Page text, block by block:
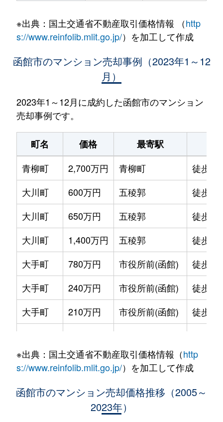
※出典：国土交通省不動産取引価格情報 （http
s://www.reinfolib.mlit.go.jp/）を加工して作成
函館市のマンション売却事例（2023年1～12
月）
2023年1～12月に成約した函館市のマンション
売却事例です。
町名 価格 最寄駅
青柳町
2,700万円 青柳町
徒歩0
大川町
600万円 五稜郭
徒歩14
大川町
650万円 五稜郭
徒歩13
大川町
1,400万円 五稜郭
徒歩7
大手町
780万円 市役所前(函館)
徒歩2
大手町
240万円 市役所前(函館)
徒歩2
大手町
210万円 市役所前(函館)
徒歩2
大森町
330万円 松風町
徒歩5
2,400万円 五稜郭
※出典：国土交通省不動産取引価格情報（http
s://www.reinfolib.mlit.go.jp/）を加工して作成
函館市のマンション売却価格推移（2005～
2023年）